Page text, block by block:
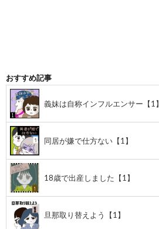
おすすめ記事
義妹は自称インフルエンサー【1】
同居が嫌で仕方ない【1】
18歳で出産しました【1】
旦那取り替えよう【1】